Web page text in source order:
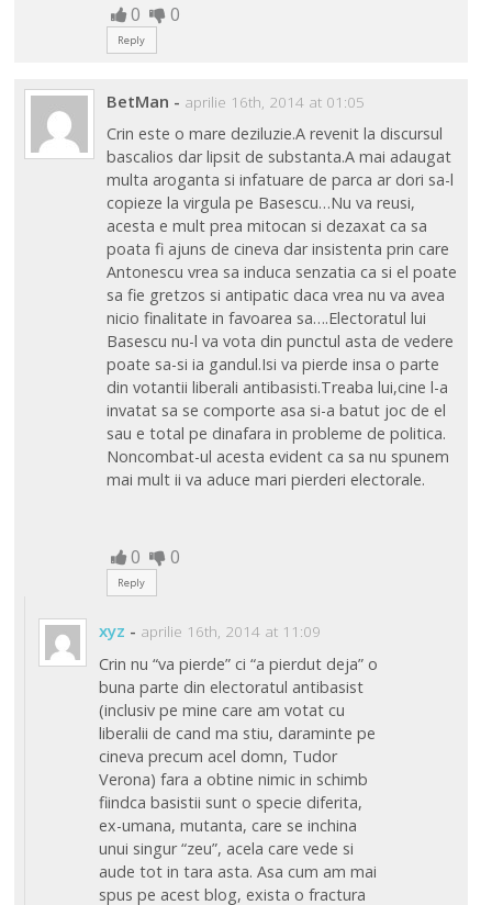
0 0
Reply
BetMan - aprilie 16th, 2014 at 01:05
Crin este o mare deziluzie.A revenit la discursul
bascalios dar lipsit de substanta.A mai adaugat
multa aroganta si infatuare de parca ar dori sa-l
copieze la virgula pe Basescu…Nu va reusi,
acesta e mult prea mitocan si dezaxat ca sa
poata fi ajuns de cineva dar insistenta prin care
Antonescu vrea sa induca senzatia ca si el poate
sa fie gretzos si antipatic daca vrea nu va avea
nicio finalitate in favoarea sa….Electoratul lui
Basescu nu-l va vota din punctul asta de vedere
poate sa-si ia gandul.Isi va pierde insa o parte
din votantii liberali antibasisti.Treaba lui,cine l-a
invatat sa se comporte asa si-a batut joc de el
sau e total pe dinafara in probleme de politica.
Noncombat-ul acesta evident ca sa nu spunem
mai mult ii va aduce mari pierderi electorale.
0 0
Reply
xyz - aprilie 16th, 2014 at 11:09
Crin nu “va pierde” ci “a pierdut deja” o
buna parte din electoratul antibasist
(inclusiv pe mine care am votat cu
liberalii de cand ma stiu, daraminte pe
cineva precum acel domn, Tudor
Verona) fara a obtine nimic in schimb
fiindca basistii sunt o specie diferita,
ex-umana, mutanta, care se inchina
unui singur “zeu”, acela care vede si
aude tot in tara asta. Asa cum am mai
spus pe acest blog, exista o fractura